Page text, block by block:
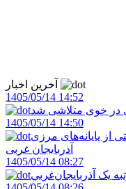
1405/05/14 14:52
در خوی متلاشی شد
1405/05/14 14:50
از پایانه‌های مرزی
آذربایجان ‌غربی
1405/05/14 08:27
يک آذربايجان‌غربي